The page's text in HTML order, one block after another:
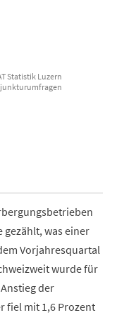
Statistik Luzern
gezählt, was einer
Vorjahresquartal
wurde für
der
fiel mit 1,6 Prozent